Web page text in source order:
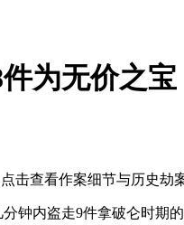
为无价之宝
击查看作案细节与历史劫
钟内盗走9件拿破仑时期的